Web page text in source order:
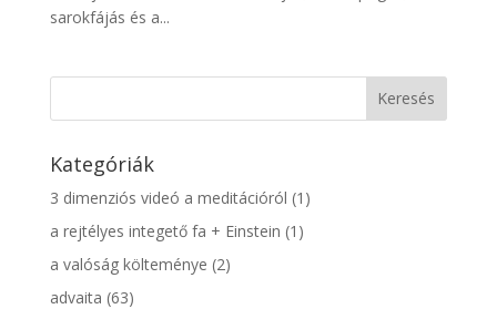
sarokfájás és a...
Kategóriák
3 dimenziós videó a meditációról (1)
a rejtélyes integető fa + Einstein (1)
a valóság költeménye (2)
advaita (63)